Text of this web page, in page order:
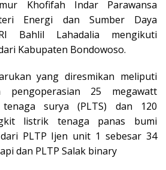
Khofifah Indar Parawansa
Energi dan Sumber Daya
Bahlil Lahadalia mengikuti
Kabupaten Bondowoso.
yang diresmikan meliputi
pengoperasian 25 megawatt
surya (PLTS) dan 120
listrik tenaga panas bumi
PLTP Ijen unit 1 sebesar 34
dan PLTP Salak binary